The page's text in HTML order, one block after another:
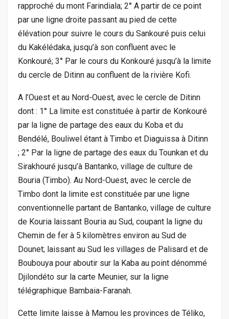
rapproché du mont Farindiala; 2° A partir de ce point
par une ligne droite passant au pied de cette
élévation pour suivre le cours du Sankouré puis celui
du Kakélédaka, jusqu’à son confluent avec le
Konkouré; 3° Par le cours du Konkouré jusqu’à la limite
du cercle de Ditinn au confluent de la rivière Kofi.
A l’Ouest et au Nord-Ouest, avec le cercle de Ditinn
dont : 1° La limite est constituée à partir de Konkouré
par la ligne de partage des eaux du Koba et du
Bendélé, Bouliwel étant à Timbo et Diaguissa à Ditinn
; 2° Par la ligne de partage des eaux du Tounkan et du
Sirakhouré jusqu’à Bantanko, village de culture de
Bouria (Timbo). Au Nord-Ouest, avec le cercle de
Timbo dont la limite est constituée par une ligne
conventionnelle partant de Bantanko, village de culture
de Kouria laissant Bouria au Sud, coupant la ligne du
Chemin de fer à 5 kilomètres environ au Sud de
Dounet; laissant au Sud les villages de Palisard et de
Boubouya pour aboutir sur la Kaba au point dénommé
Djilondéto sur la carte Meunier, sur la ligne
télégraphique Bambaia-Faranah.
Cette limite laisse à Mamou les provinces de Téliko,